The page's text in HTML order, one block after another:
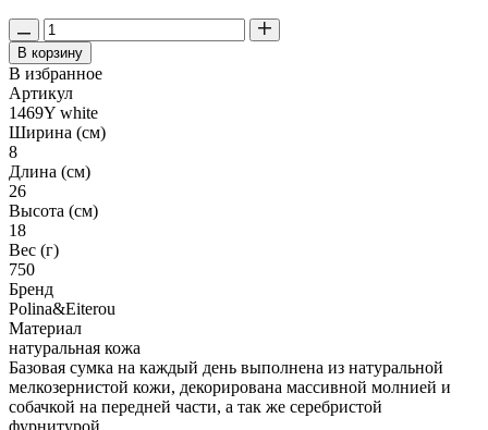
В корзину
В избранное
Артикул
1469Y white
Ширина (см)
8
Длина (см)
26
Высота (см)
18
Вес (г)
750
Бренд
Polina&Eiterou
Материал
натуральная кожа
Базовая сумка на каждый день выполнена из натуральной
мелкозернистой кожи, декорирована массивной молнией и
собачкой на передней части, а так же серебристой
фурнитурой.